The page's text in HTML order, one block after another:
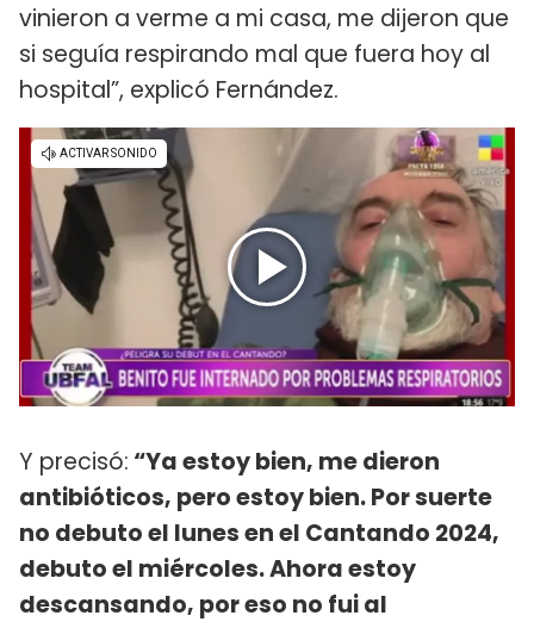
vinieron a verme a mi casa, me dijeron que
si seguía respirando mal que fuera hoy al
hospital”, explicó Fernández.
Y precisó: “Ya estoy bien, me dieron
antibióticos, pero estoy bien. Por suerte
no debuto el lunes en el Cantando 2024,
debuto el miércoles. Ahora estoy
descansando, por eso no fui al